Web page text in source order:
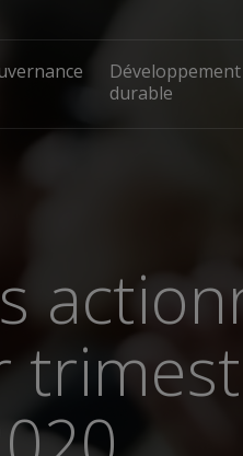
Développement
durable